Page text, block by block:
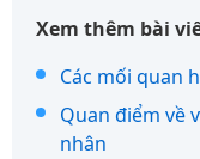
Xem thêm bài
Các mối quan
Quan điểm về
nhân